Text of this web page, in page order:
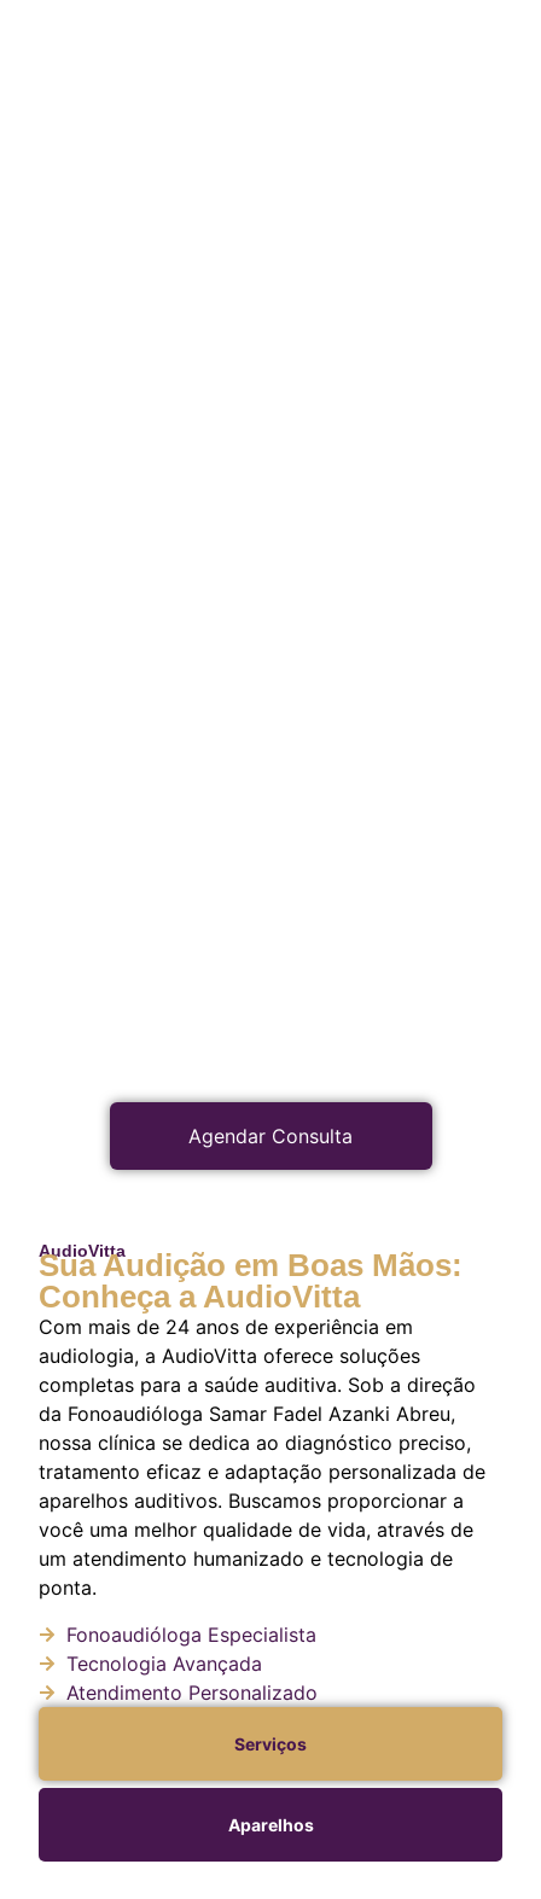
Agendar Consulta
AudioVitta
Sua Audição em Boas Mãos:
Conheça a AudioVitta
Com mais de 24 anos de experiência em
audiologia, a AudioVitta oferece soluções
completas para a saúde auditiva. Sob a direção
da Fonoaudióloga Samar Fadel Azanki Abreu,
nossa clínica se dedica ao diagnóstico preciso,
tratamento eficaz e adaptação personalizada de
aparelhos auditivos. Buscamos proporcionar a
você uma melhor qualidade de vida, através de
um atendimento humanizado e tecnologia de
ponta.
Fonoaudióloga Especialista
Tecnologia Avançada
Atendimento Personalizado
Serviços
Aparelhos